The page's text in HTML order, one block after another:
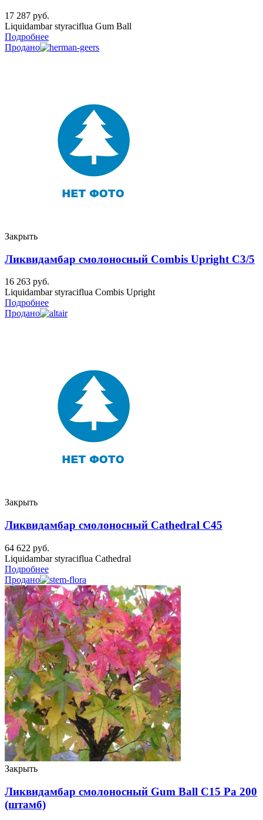
17 287 руб.
Liquidambar styraciflua Gum Ball
Подробнее
Продано
Закрыть
Ликвидамбар смолоносный Combis Upright C3/5
16 263 руб.
Liquidambar styraciflua Combis Upright
Подробнее
Продано
Закрыть
Ликвидамбар смолоносный Cathedral C45
64 622 руб.
Liquidambar styraciflua Cathedral
Подробнее
Продано
Закрыть
Ликвидамбар смолоносный Gum Ball C15 Ра 200
(штамб)